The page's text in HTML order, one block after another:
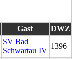
Gast DWZ
SV Bad
Schwartau IV
1396